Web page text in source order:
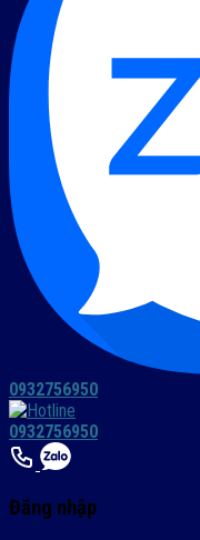
0932756950
0932756950
Đăng nhập